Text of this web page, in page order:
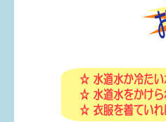
子どもを預けたい
相談したい
さまざまな支援